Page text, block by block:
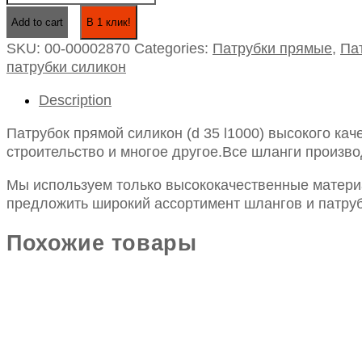
(d
35
quantity
Add to cart В 1 клик!
SKU: 00-00002870 Categories: Патрубки прямые,
патрубки силикон
Description
Патрубок прямой силикон (d 35 l1000) высокого
строительство и многое другое.Все шланги
Мы используем только высококачественные
предложить широкий ассортимент шлангов и
Похожие товары